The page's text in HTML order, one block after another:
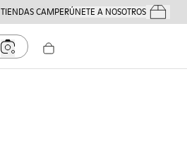
TIENDAS CAMPERÚNETE A NOSOTROSTus